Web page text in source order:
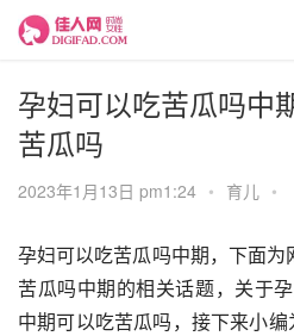
孕妇可以吃苦瓜吗中
苦瓜吗
2023年1月13日 pm1:24 • 育儿 •
孕妇可以吃苦瓜吗中期，下面
苦瓜吗中期的相关话题，关于
中期可以吃苦瓜吗，接下来小